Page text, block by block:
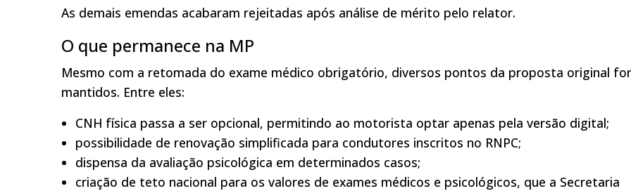
As demais emendas acabaram rejeitadas após análise de mérito pelo relator.
O que permanece na MP
Mesmo com a retomada do exame médico obrigatório, diversos pontos da proposta original
mantidos. Entre eles:
CNH física passa a ser opcional, permitindo ao motorista optar apenas pela versão digital;
possibilidade de renovação simplificada para condutores inscritos no RNPC;
dispensa da avaliação psicológica em determinados casos;
criação de teto nacional para os valores de exames médicos e psicológicos, que a Secretaria